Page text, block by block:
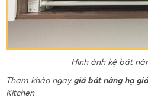
Hình ảnh kệ bát
Tham khảo ngaygiá bát nâng hạ
Kitchen